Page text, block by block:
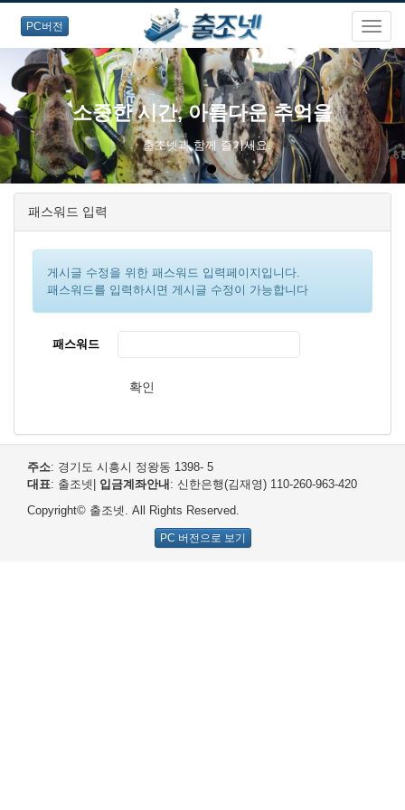
PC버전
소중한 시간, 아름다운 추억을
출조넷과 함께 즐기세요.
패스워드 입력
게시글 수정을 위한 패스워드 입력페이지입니다.
패스워드를 입력하시면 게시글 수정이 가능합니다
패스워드
확인
주소: 경기도 시흥시 정왕동 1398- 5
대표: 출조넷 입금계좌안내 : 신한은행(김재영) 110-260-963-420
Copyright© 출조넷. All Rights Reserved.
PC 버전으로 보기